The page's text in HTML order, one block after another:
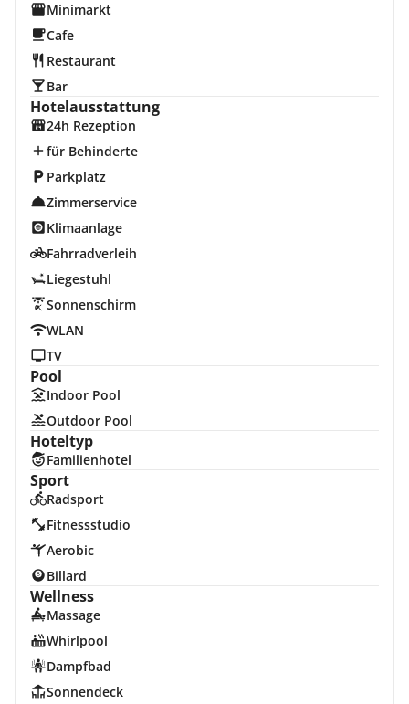
Minimarkt
Cafe
Restaurant
Bar
Hotelausstattung
24h Rezeption
für Behinderte
Parkplatz
Zimmerservice
Klimaanlage
Fahrradverleih
Liegestuhl
Sonnenschirm
WLAN
TV
Pool
Indoor Pool
Outdoor Pool
Hoteltyp
Familienhotel
Sport
Radsport
Fitnessstudio
Aerobic
Billard
Wellness
Massage
Whirlpool
Dampfbad
Sonnendeck